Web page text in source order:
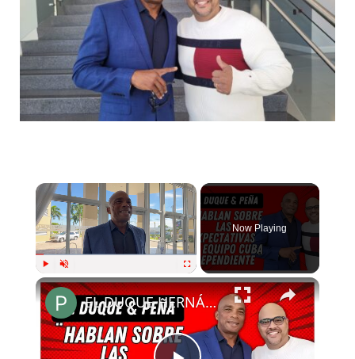
Play Unmute Fullscreen
Now Playing
EL DUQUE HERNÁNDEZ Y BRAYAN PEÑA hablan sobre el CUBA INDEPENDIENTE